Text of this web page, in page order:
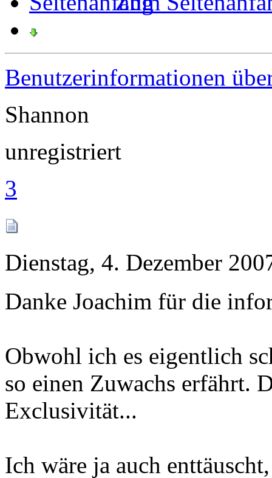
Benutzerinformationen
Shannon
unregistriert
3
Dienstag, 4. Dezember
Danke Joachim für die
Obwohl ich es eigentlich
so einen Zuwachs erfährt.
Exclusivität...
Ich wäre ja auch